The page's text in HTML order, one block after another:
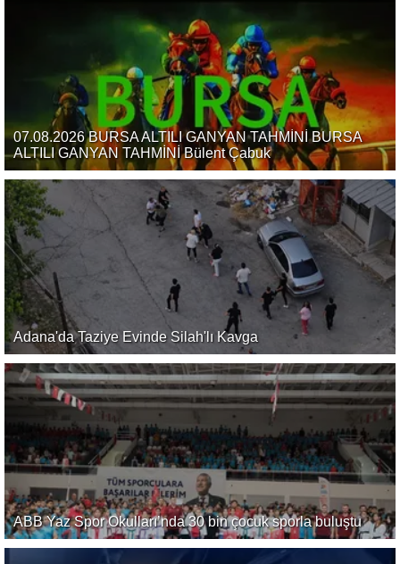
07.08.2026 BURSA ALTILI GANYAN TAHMİNİ BURSA
ALTILI GANYAN TAHMİNİ Bülent Çabuk
Adana'da Taziye Evinde Silah'lı Kavga
ABB Yaz Spor Okulları’nda 30 bin çocuk sporla buluştu